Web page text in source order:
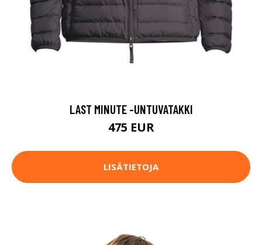
LAST MINUTE -UNTUVATAKKI
475 EUR
LISÄTIETOJA